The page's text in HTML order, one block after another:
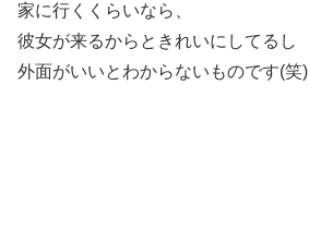
家に行くくらいなら、
彼女が来るからときれいにしてるし
外面がいいとわからないものです(笑)